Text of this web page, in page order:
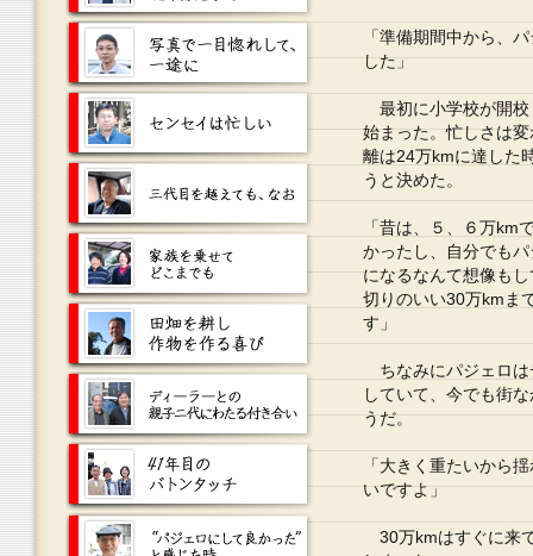
「準備期間中から、
した」
最初に小学校が開校
始まった。忙しさは
離は24万kmに達した
うと決めた。
「昔は、５、６万km
かったし、自分でも
になるなんて想像も
切りのいい30万kmま
す」
ちなみにパジェロは
していて、今でも街
うだ。
「大きく重たいから
いですよ」
30万kmはすぐに来